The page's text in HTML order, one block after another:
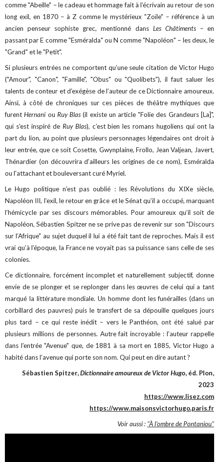
comme "Abeille" – le cadeau et hommage fait à l’écrivain au retour de son
long exil, en 1870 – à Z comme le mystérieux "Zoïle" – référence à un
ancien penseur sophiste grec, mentionné dansLes Châtiments – en
passant par E comme "Esméralda" ou N comme "Napoléon" – les deux, le
"Grand" et le "Petit".
Si plusieurs entrées ne comportent qu’une seule citation de Victor Hugo
("Amour", "Canon", "Famille", "Obus" ou "Quolibets"), il faut saluer les
talents de conteur et d’exégèse de l’auteur de ce Dictionnaire amoureux.
Ainsi, à côté de chroniques sur ces pièces de théâtre mythiques que
furentHernani ou Ruy Blas (il existe un article "Folie des Grandeurs [La]",
qui s'est inspiré de Ruy Blas), c’est bien les romans hugoliens qui ont la
part du lion, au point que plusieurs personnages légendaires ont droit à
leur entrée, que ce soit Cosette, Gwynplaine, Frollo, Jean Valjean, Javert,
Thénardier (on découvrira d’ailleurs les origines de ce nom), Esméralda
ou l'attachant et bouleversant curé Myriel.
Le Hugo politique n’est pas oublié : les Révolutions du XIXe siècle,
Napoléon III, l’exil, le retour en grâce et le Sénat qu’il a occupé, marquant
l’hémicycle par ses discours mémorables. Pour amoureux qu’il soit de
Napoléon, Sébastien Spitzer ne se prive pas de revenir sur son "Discours
sur l’Afrique" au sujet duquel il lui a été fait tant de reproches. Mais il est
vrai qu’à l’époque, la France ne voyait pas sa puissance sans celle de ses
colonies.
Ce dictionnaire, forcément incomplet et naturellement subjectif, donne
envie de se plonger et se replonger dans les œuvres de celui qui a tant
marqué la littérature mondiale. Un homme dont les funérailles (dans un
corbillard des pauvres) puis le transfert de sa dépouille quelques jours
plus tard – ce qui reste inédit – vers le Panthéon, ont été salué par
plusieurs millions de personnes. Autre fait incroyable : l’auteur rappelle
dans l’entrée "Avenue" que, de 1881 à sa mort en 1885, Victor Hugo a
habité dans l’avenue qui porte son nom. Qui peut en dire autant ?
Sébastien Spitzer,Dictionnaire amoureux de Victor Hugo, éd. Plon,
2023
https://www.lisez.com
https://www.maisonsvictorhugo.paris.fr
Voir aussi : "À l’ombre de Pontaniou"